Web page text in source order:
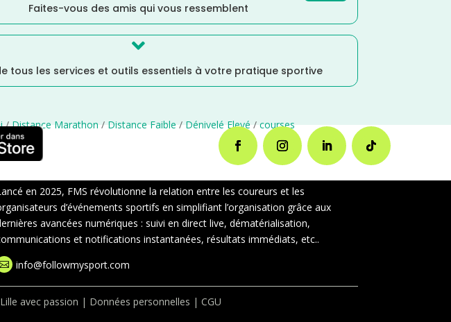
Faites-vous des amis qui vous ressemblent

tous les services et outils essentiels à votre pratique sportive
/Distance Marathon/Distance Faible/Dénivelé Elevé/courses
en 2025, FMS révolutionne la relation entre les coureurs et les
d’événements sportifs en simplifiant l’organisation grâce aux
avancées numériques : suivi en direct live, dématérialisation,
et notifications instantanées, résultats immédiats, etc..
 info@followmysport.com
avec passion | Données personnelles | CGU